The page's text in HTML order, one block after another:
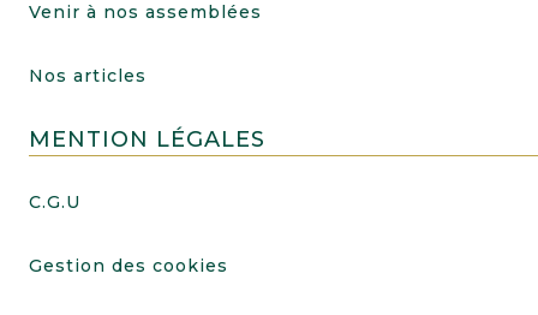
Venir à nos assemblées
Nos articles
MENTION LÉGALES
C.G.U
Gestion des cookies